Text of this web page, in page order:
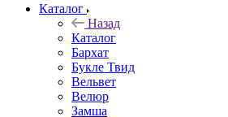
Каталог
Назад
Каталог
Бархат
Букле Твид
Вельвет
Велюр
Замша